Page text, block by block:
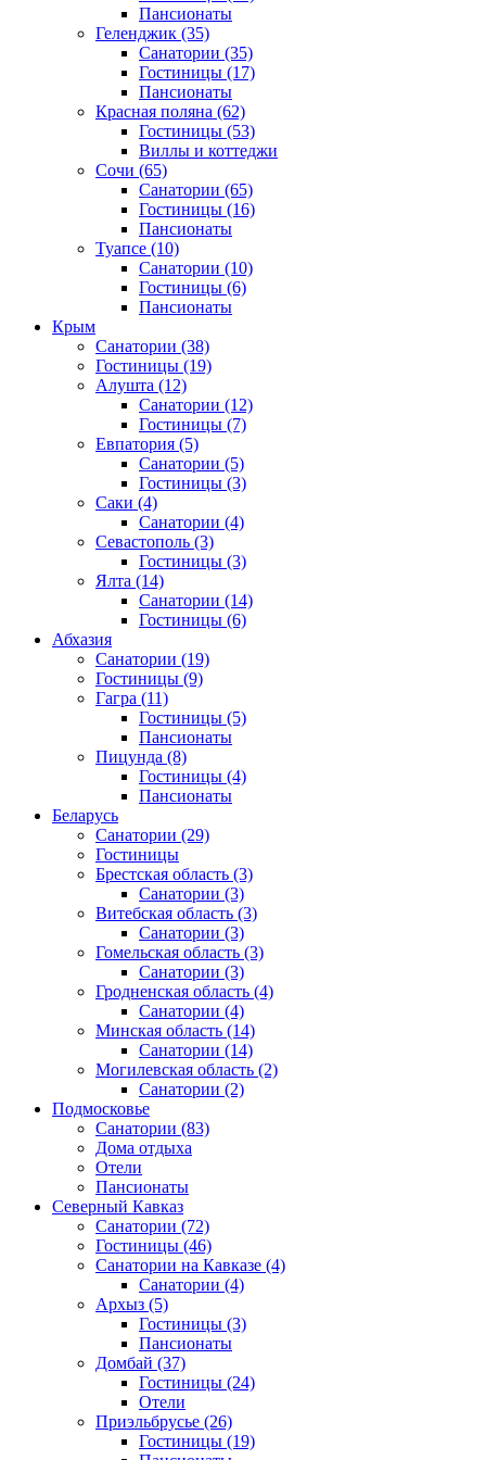
Пансионаты
Геленджик (35)
Санатории (35)
Гостиницы (17)
Пансионаты
Красная поляна (62)
Гостиницы (53)
Виллы и коттеджи
Сочи (65)
Санатории (65)
Гостиницы (16)
Пансионаты
Туапсе (10)
Санатории (10)
Гостиницы (6)
Пансионаты
Крым
Санатории (38)
Гостиницы (19)
Алушта (12)
Санатории (12)
Гостиницы (7)
Евпатория (5)
Санатории (5)
Гостиницы (3)
Саки (4)
Санатории (4)
Севастополь (3)
Гостиницы (3)
Ялта (14)
Санатории (14)
Гостиницы (6)
Абхазия
Санатории (19)
Гостиницы (9)
Гагра (11)
Гостиницы (5)
Пансионаты
Пицунда (8)
Гостиницы (4)
Пансионаты
Беларусь
Санатории (29)
Гостиницы
Брестская область (3)
Санатории (3)
Витебская область (3)
Санатории (3)
Гомельская область (3)
Санатории (3)
Гродненская область (4)
Санатории (4)
Минская область (14)
Санатории (14)
Могилевская область (2)
Санатории (2)
Подмосковье
Санатории (83)
Дома отдыха
Отели
Пансионаты
Северный Кавказ
Санатории (72)
Гостиницы (46)
Санатории на Кавказе (4)
Санатории (4)
Архыз (5)
Гостиницы (3)
Пансионаты
Домбай (37)
Гостиницы (24)
Отели
Приэльбрусье (26)
Гостиницы (19)